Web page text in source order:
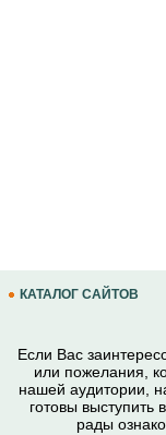
КАТАЛОГ САЙТОВ
Если Вас
или пожелания,
нашей аудитории,
готовы выступить
рады